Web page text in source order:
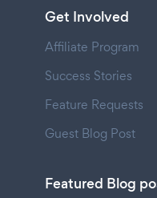
Get Involved
Affiliate Program
Success Stories
Feature Requests
Guest Blog Post
Featured Blog